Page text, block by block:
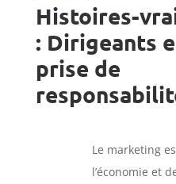
Histoires-
: Dirigeants
prise de
Le marketing
l’économie et